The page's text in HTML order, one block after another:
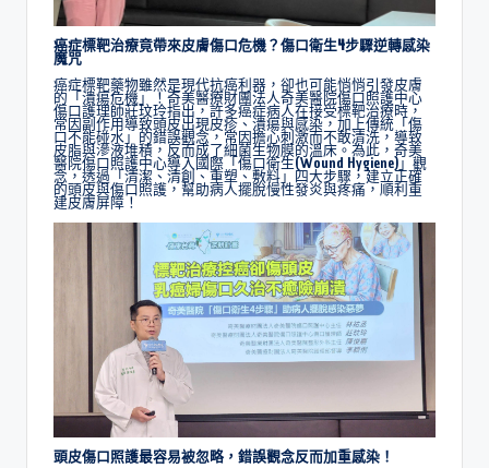
癌症標靶治療竟帶來皮膚傷口危機？傷口衛生4步驟逆轉感染
魔咒
癌症標靶藥物雖然是現代抗癌利器，卻也可能悄悄引發皮膚
的「潰瘍危機」！奇美醫療財團法人奇美醫院傷口照護中心
傷口護理師莊玟玲指出，許多癌症病人在接受標靶治療時，
常因副作用導致頭皮出現皮疹、潰瘍與感染，加上傳統「傷
口不能碰水」的錯誤觀念，常因擔心刺激而不敢清洗，導致
皮脂與滲液堆積，反而成了細菌生物膜的溫床。為此，奇美
醫院傷口照護中心導入國際「傷口衛生(Wound Hygiene)」觀
念，透過「清潔、清創、重塑、敷料」四大步驟，建立正確
的頭皮與傷口照護，幫助病人擺脫慢性發炎與疼痛，順利重
建皮膚屏障！
頭皮傷口照護最容易被忽略，錯誤觀念反而加重感染！